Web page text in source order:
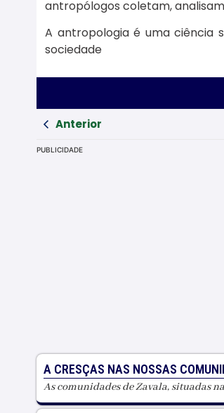
antropólogos coletam,
A antropologia é uma ciência
sociedade
Anterior
PUBLICIDADE
A CRESÇAS NAS NOSSAS
As comunidades de Zavala, situadas